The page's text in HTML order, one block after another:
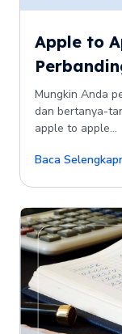
Apple to
Mungkin Anda
dan bertanya-
apple to apple...
Baca